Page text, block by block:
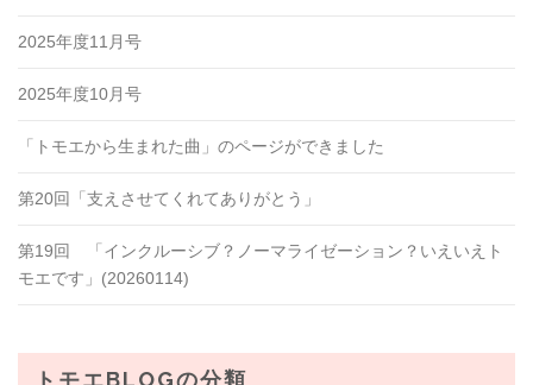
2025年度11月号
2025年度10月号
「トモエから生まれた曲」のページができました
第20回「支えさせてくれてありがとう」
第19回 「インクルーシブ？ノーマライゼーション？いえいえト
モエです」(20260114)
トモエBLOGの分類